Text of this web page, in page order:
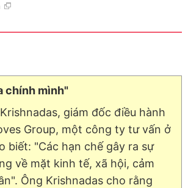
chính mình"
giám đốc điều hành
Group, một công ty tư vấn ở
biết: "Các hạn chế gây ra sự
về mặt kinh tế, xã hội, cảm
Ông Krishnadas cho rằng